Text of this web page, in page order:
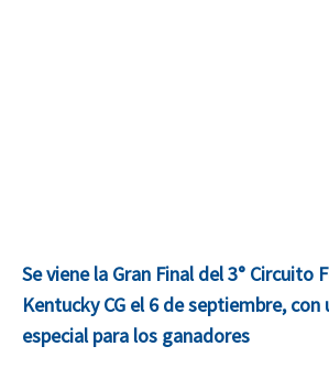
Se viene la Gran Final del 3° Circuito
Kentucky CG el 6 de septiembre, con
especial para los ganadores